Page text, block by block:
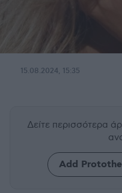
15.08.2024, 15:35
Δείτε περισσότερα
Add